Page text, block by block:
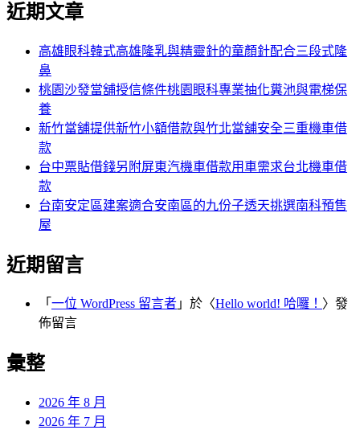
近期文章
高雄眼科韓式高雄隆乳與精靈針的童顏針配合三段式隆
鼻
桃園沙發當舖授信條件桃園眼科專業抽化糞池與電梯保
養
新竹當舖提供新竹小額借款與竹北當舖安全三重機車借
款
台中票貼借錢另附屏東汽機車借款用車需求台北機車借
款
台南安定區建案適合安南區的九份子透天挑選南科預售
屋
近期留言
「 一位 WordPress 留言者 」於〈Hello world! 哈囉！ 〉發
佈留言
彙整
2026 年 8 月
2026 年 7 月